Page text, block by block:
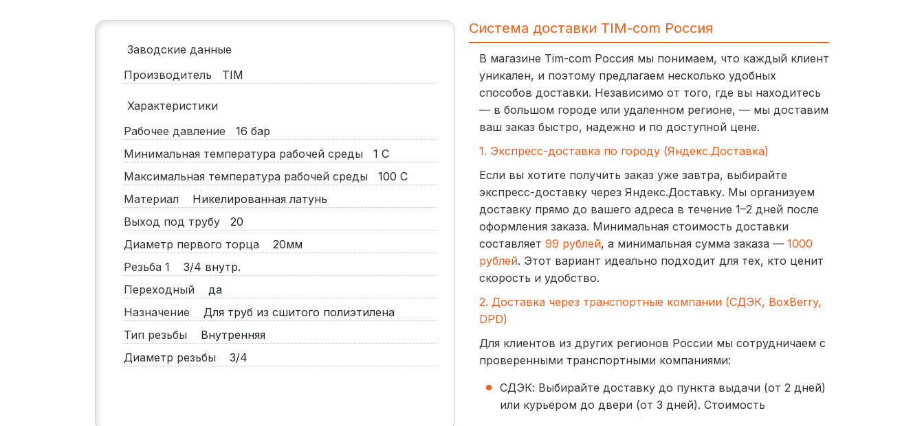
Заводские данные
Производитель
TIM
Характеристики
Рабочее давление
16 бар
Минимальная температура рабочей среды
1 С
Максимальная температура рабочей среды
100 С
Материал
Никелированная латунь
Выход под трубу
20
Диаметр первого торца
20мм
Резьба 1
3/4 внутр.
Переходный
да
Назначение
Для труб из сшитого полиэтилена
Тип резьбы
Внутренняя
Диаметр резьбы
3/4
Система доставки TIM-com Россия
В магазине Tim-com Россия мы понимаем, что каждый клиент
уникален, и поэтому предлагаем несколько удобных
способов доставки. Независимо от того, где вы находитесь
— в большом городе или удаленном регионе, — мы доставим
ваш заказ быстро, надежно и по доступной цене.
1. Экспресс-доставка по городу (Яндекс.Доставка)
Если вы хотите получить заказ уже завтра, выбирайте
экспресс-доставку через Яндекс.Доставку. Мы организуем
доставку прямо до вашего адреса в течение 1–2 дней после
оформления заказа. Минимальная стоимость доставки
составляет 99 рублей, а минимальная сумма заказа — 1000
рублей. Этот вариант идеально подходит для тех, кто ценит
скорость и удобство.
2. Доставка через транспортные компании (СДЭК, BoxBerry,
DPD)
Для клиентов из других регионов России мы сотрудничаем с
проверенными транспортными компаниями:
СДЭК: Выбирайте доставку до пункта выдачи (от 2 дней)
или курьером до двери (от 3 дней). Стоимость
300 рублей